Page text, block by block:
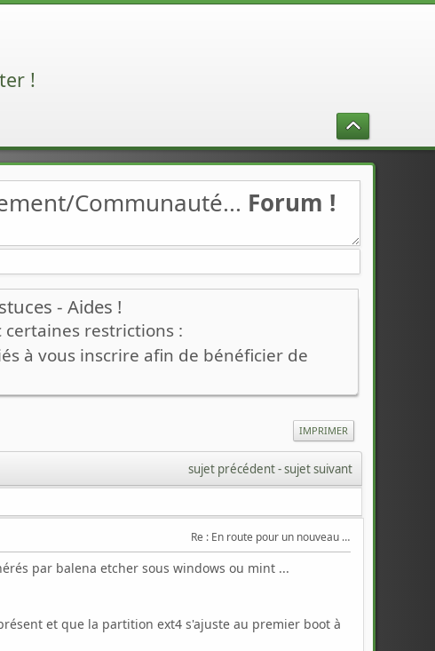
!
Communauté... Forum !
- Aides !
restrictions :
à vous inscrire afin de bénéficier de
IMPRIMER
sujet précédent - sujet suivant
Re : En route pour un nouveau Triton .
par balena etcher sous windows ou mint ...
et que la partition ext4 s'ajuste au premier boot à